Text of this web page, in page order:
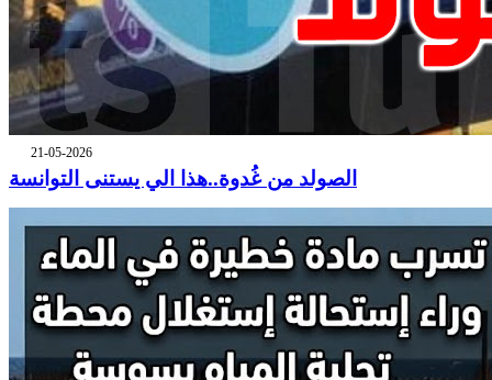
21-05-2026
الصولد من غُدوة..هذا الي يستنى التوانسة